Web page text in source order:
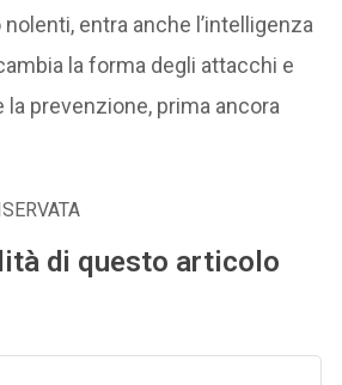
entra anche l’intelligenza
la forma degli attacchi e
la prevenzione, prima ancora
di questo articolo